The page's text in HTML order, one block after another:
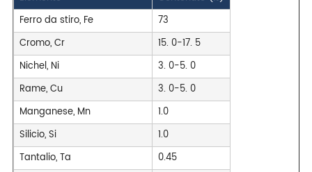
Ferro da stiro, Fe
73
Cromo, Cr
15. 0-17. 5
Nichel, Ni
3. 0-5. 0
Rame, Cu
3. 0-5. 0
Manganese, Mn
1.0
Silicio, Si
1.0
Tantalio, Ta
0.45